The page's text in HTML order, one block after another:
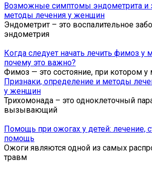
Возможные симптомы эндометрита
методы лечения у женщин
Эндометрит – это воспалительное
эндометрия
Когда следует начать лечить фимоз у
почему это важно?
Фимоз — это состояние, при котором у
Признаки, определение и методы
у женщин
Трихомонада – это одноклеточный
вызывающий
Помощь при ожогах у детей: лечение,
помощь
Ожоги являются одной из самых
травм